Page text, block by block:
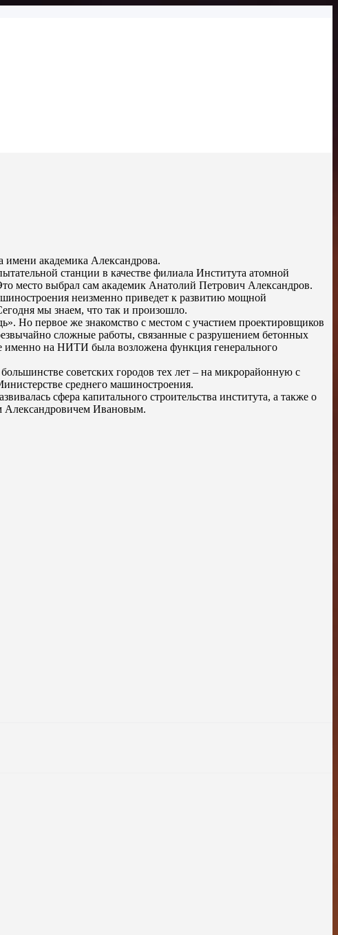
имени академика Александрова.
станции в качестве филиала Института атомной
место выбрал сам академик Анатолий Петрович Александров.
неизменно приведет к развитию мощной
мы знаем, что так и произошло.
Но первое же знакомство с местом с участием проектировщиков
сложные работы, связанные с разрушением бетонных
на НИТИ была возложена функция генерального
советских городов тех лет – на микрорайонную с
среднего машиностроения.
сфера капитального строительства института, а также о
Александровичем Ивановым.